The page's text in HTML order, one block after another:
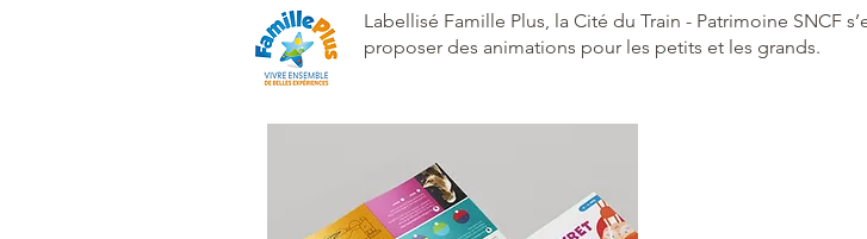
Labellisé Famille Plus, la Cité du Train - Patrimoine SNCF
proposer des animations pour les petits et les grands.